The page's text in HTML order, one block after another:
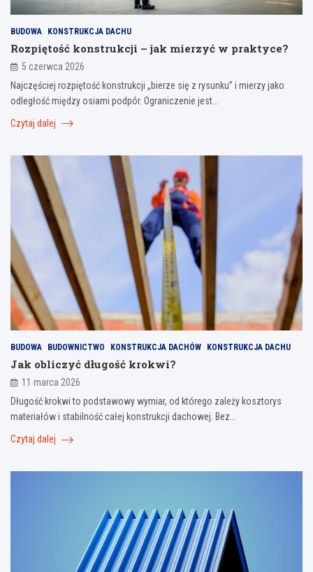
BUDOWA KONSTRUKCJA DACHU
Rozpiętość konstrukcji – jak mierzyć w praktyce?
5 czerwca 2026
Najczęściej rozpiętość konstrukcji „bierze się z rysunku” i mierzy jako
odległość między osiami podpór. Ograniczenie jest…
Czytaj dalej
BUDOWA BUDOWNICTWO KONSTRUKCJA DACHÓW KONSTRUKCJA DACHU
Jak obliczyć długość krokwi?
11 marca 2026
Długość krokwi to podstawowy wymiar, od którego zależy kosztorys
materiałów i stabilność całej konstrukcji dachowej. Bez…
Czytaj dalej